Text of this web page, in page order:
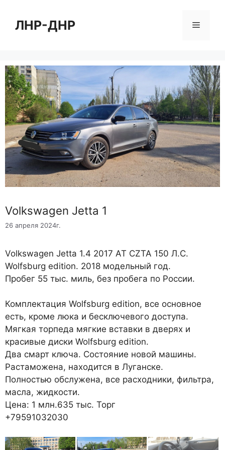
содержимому
ЛНР-ДНР Меню
Volkswagen Jetta 1
26 апреля 2024г.
Volkswagen Jetta 1.4 2017 AT CZTA 150 Л.С.
Wolfsburg edition. 2018 модельный год.
Пробег 55 тыс. миль, без пробега по России.
Комплектация Wolfsburg edition, все основное
есть, кроме люка и бесключевого доступа.
Мягкая торпеда мягкие вставки в дверях и
красивые диски Wolfsburg edition.
Два смарт ключа. Состояние новой машины.
Растаможена, находится в Луганске.
Полностью обслужена, все расходники, фильтра,
масла, жидкости.
Цена: 1 млн.635 тыс. Торг
+79591032030